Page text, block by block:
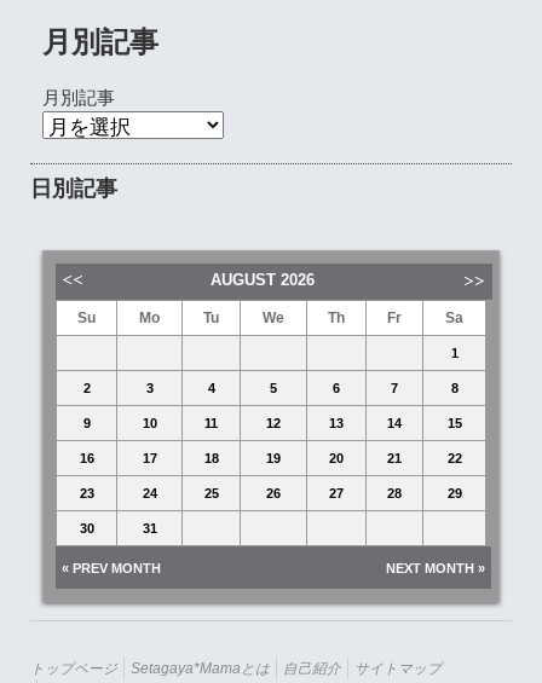
月別記事
月別記事
日別記事
AUGUST 2026
Su Mo Tu We Th Fr Sa
1
2 3 4 5 6 7 8
9 10 11 12 13 14 15
16 17 18 19 20 21 22
23 24 25 26 27 28 29
30 31
« PREV MONTH NEXT MONTH »
トップページ Setagaya*mamaとは 自己紹介
サイトマップ